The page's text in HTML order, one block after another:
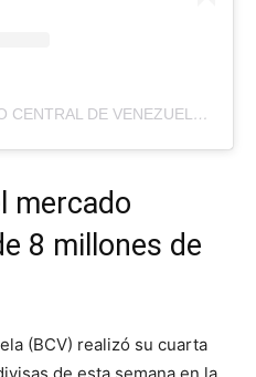
A POST SHARED BY BANCO CENTRAL DE VENEZUELA (@BCV.ORG.VE)
mercado
8 millones de
(BCV) realizó su cuarta